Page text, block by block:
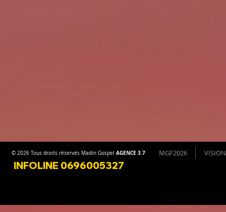
INFOLINE 0696005327
© 2026 Tous droits réservés Madin Gospel AGENCE 3.7 MGF2026 VISION